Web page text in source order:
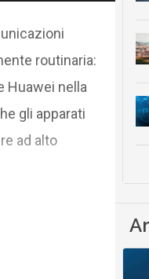
routinaria:
Huawei nella
gli apparati
ad alto